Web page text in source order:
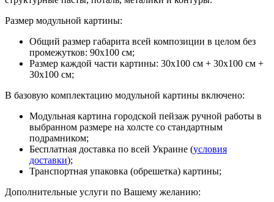
Размер модульной картины:
Общий размер габарита всей композиции в целом без
промежутков: 90х100 см;
Размер каждой части картины: 30х100 см + 30х100 см +
30х100 см;
В базовую комплектацию модульной картины включено:
Модульная картина городской пейзаж ручной работы в
выбранном размере на холсте со стандартным
подрамником;
Бесплатная доставка по всей Украине (условия
доставки);
Транспортная упаковка (обрешетка) картины;
Дополнительные услуги по Вашему желанию: